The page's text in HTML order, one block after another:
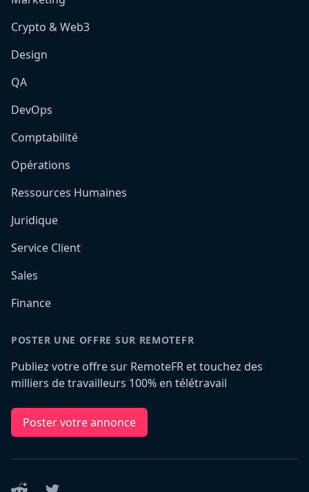
Crypto & Web3
Design
QA
DevOps
Comptabilité
Opérations
Ressources Humaines
Juridique
Service Client
Sales
Finance
POSTER UNE OFFRE SUR REMOTEFR
Publiez votre offre sur RemoteFR et touchez des
milliers de travailleurs 100% en télétravail
Poster votre annonce